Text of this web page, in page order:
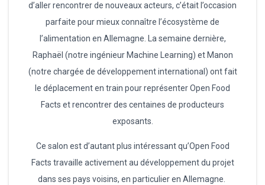
d’aller rencontrer de nouveaux acteurs, c’était l’occasion
parfaite pour mieux connaître l’écosystème de
l’alimentation en Allemagne. La semaine dernière,
Raphaël (notre ingénieur Machine Learning) et Manon
(notre chargée de développement international) ont fait
le déplacement en train pour représenter Open Food
Facts et rencontrer des centaines de producteurs
exposants.
Ce salon est d’autant plus intéressant qu’Open Food
Facts travaille activement au développement du projet
dans ses pays voisins, en particulier en Allemagne.